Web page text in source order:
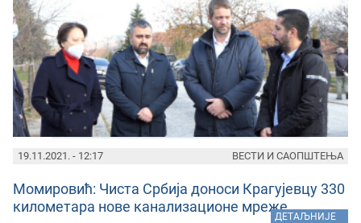
19.11.2021. - 12:17
Момировић: Чиста Србија доноси Крагујевцу 330
километара нове канализационе мреже
ДЕТАЉНИЈЕ
ВЕСТИ И САОПШТЕЊА